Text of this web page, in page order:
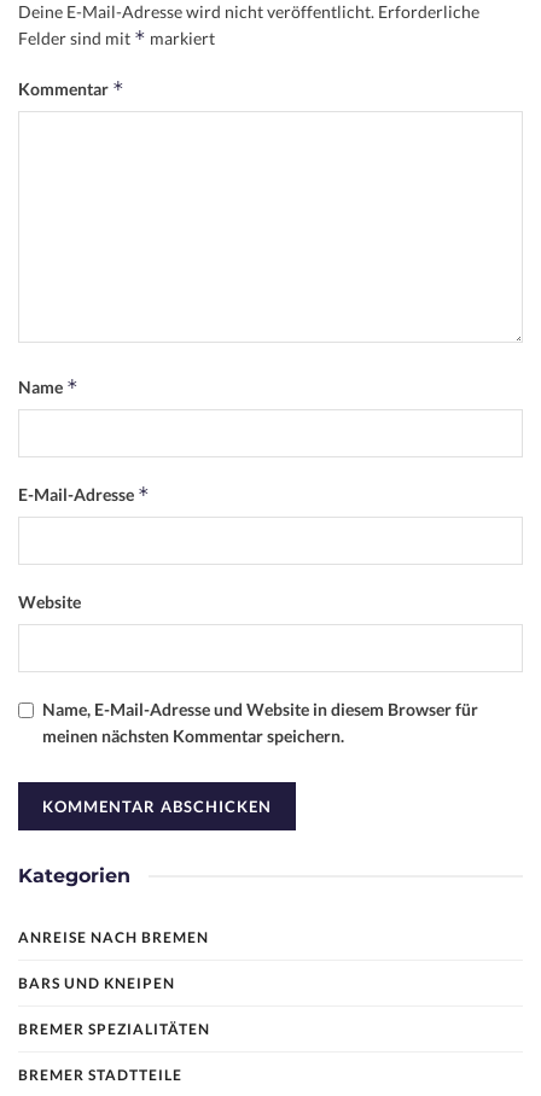
Deine E-Mail-Adresse wird nicht veröffentlicht. Erforderliche
Felder sind mit * markiert
Kommentar *
Name *
E-Mail-Adresse *
Website
Name, E-Mail-Adresse und Website in diesem Browser für
meinen nächsten Kommentar speichern.
Kategorien
ANREISE NACH BREMEN
BARS UND KNEIPEN
BREMER SPEZIALITÄTEN
BREMER STADTTEILE